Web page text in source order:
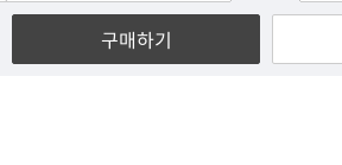
구매하기